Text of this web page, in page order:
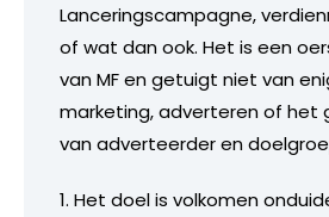
Lanceringscampagne,
of wat dan ook. Het is een
van MF en getuigt niet van
marketing, adverteren of het
van adverteerder en
1. Het doel is volkomen